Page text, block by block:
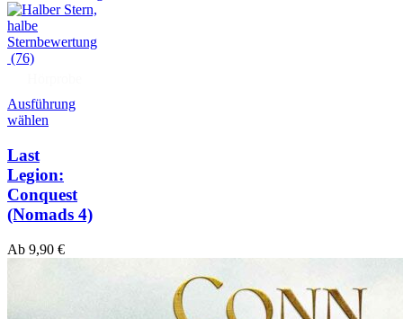
(76)
Ausführung
wählen
Last
Legion:
Conquest
(Nomads 4)
Ab 9,90 €